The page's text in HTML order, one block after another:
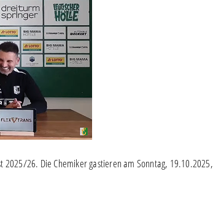
2025/26. Die Chemiker gastieren am Sonntag, 19.10.2025,